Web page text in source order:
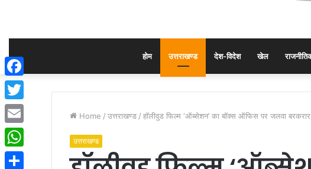
होम उत्तराखण्ड देश-विदेश खेल
Home / उत्तराखण्ड / हॉलीवुड फिल्म ‘ऑब्सेशन’ का बॉक्स ऑफिस पर जलवा
उत्तराखण्ड
Facebook
Twitter
Email
WhatsApp